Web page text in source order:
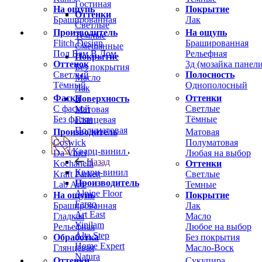
На ощупь
Брашированная
Покрытие
Лак
Производитель
Flitch Design
Пол Вам В Дом
Оттенок
Светлый
Тёмный
На ощупь
Брашированная
Рельефная
3д (мозайка
Полосность
Однополосный
Фаска
С фаской
Без фаски
Оттенки
Светлые
Тёмные
Производитель
Coswick
Da Vinci
Kochanelli
Kraft Parkett
Lab Arte
На ощупь
Брашированная
Гладкая
Рельефная
Обработка
Глянцевая
Матовая
Полуматовая
Любая на выбор
Оттенки
Светлые
Темные
Покрытие
Лак
Масло
Любое на выбор
Без покрытия
Масло-Воск
Гостиная
Оттенки
Светлые
Темные
Смешанные
Покрытие
Без покрытия
Масло
Лак
Поверхность
Матовая
Глянцевая
Полуматовая
Кварц-винил
Назад
Кварц-винил
Производитель
Alpine Floor
Fargo
Art East
Vinilam
Alta Step
Home Expert
Natura